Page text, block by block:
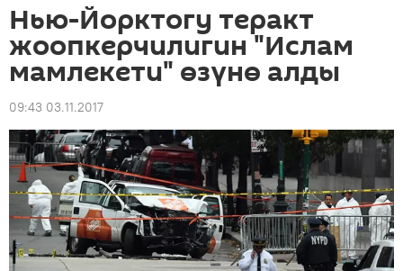
Нью-Йорктогу теракт
жоопкерчилигин "Ислам
мамлекети" өзүнө алды
09:43 03.11.2017